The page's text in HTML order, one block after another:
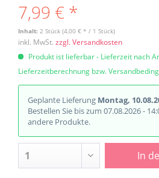
7,99 € *
Inhalt: 2 Stück (4,00 € * / 1 Stück)
inkl. MwSt. zzgl. Versandkosten
Produkt ist lieferbar - Lieferzeit nach
Lieferzeitberechnung bzw.
Geplante Lieferung Montag,
Bestellen Sie bis zum 07.08.2026 -
andere Produkte.
In